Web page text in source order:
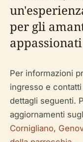
per gli
Per informazioni
ingresso e
dettagli seguenti.
aggiornamenti
Cornigliano,